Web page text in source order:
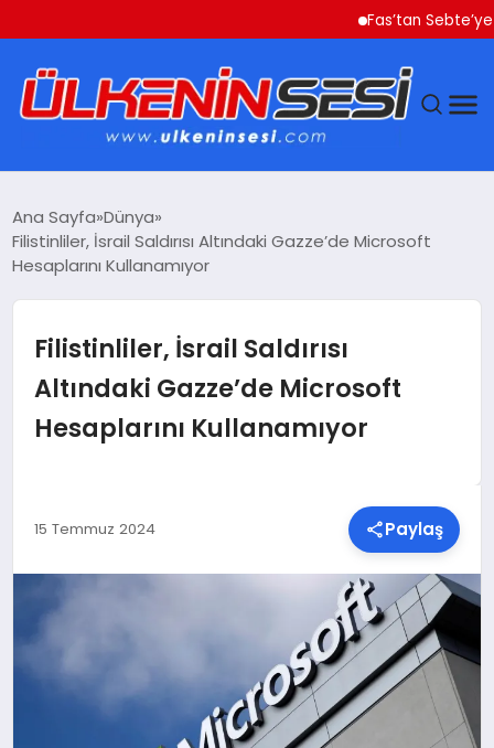
Fas’tan Sebte’ye
EKONOMI
SAĞLIK
MALATYA HABERLERI
Ana Sayfa Dünya
Filistinliler, İsrail Saldırısı Altındaki Gazze’de Microsoft
Hesaplarını Kullanamıyor
Filistinliler, İsrail Saldırısı
Altındaki Gazze’de Microsoft
Hesaplarını Kullanamıyor
15 Temmuz 2024 Paylaş